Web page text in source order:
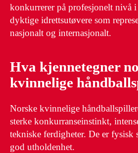
konkurrerer på profesjonelt nivå
dyktige idrettsutøvere som
nasjonalt og internasjonalt.
Hva kjennetegner
kvinnelige
Norske kvinnelige
sterke konkurranseinstinkt,
tekniske ferdigheter. De er fysisk
god utholdenhet.